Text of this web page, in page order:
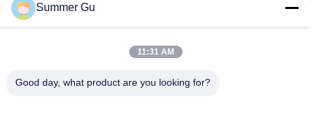
Προσάρτηση Αρχείων
Summer Gu
11:31 AM
Good day, what product are you looking for?